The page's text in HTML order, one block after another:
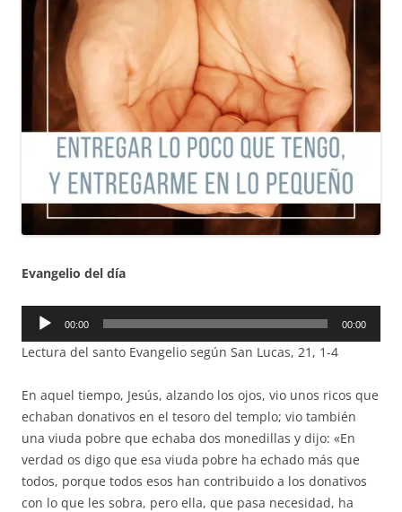
Evangelio del día
Reproductor
audio
00:00 00:00
Lectura del santo Evangelio según San Lucas, 21, 1-4
En aquel tiempo, Jesús, alzando los ojos, vio unos ricos que
echaban donativos en el tesoro del templo; vio también
una viuda pobre que echaba dos monedillas y dijo: «En
verdad os digo que esa viuda pobre ha echado más que
todos, porque todos esos han contribuido a los donativos
con lo que les sobra, pero ella, que pasa necesidad, ha